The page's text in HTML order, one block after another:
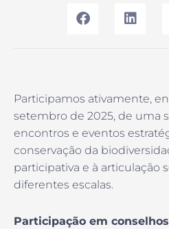
Participamos ativamente,
setembro de 2025, de uma
encontros e eventos
conservação da
participativa e à articulação
diferentes escalas.
Participação em